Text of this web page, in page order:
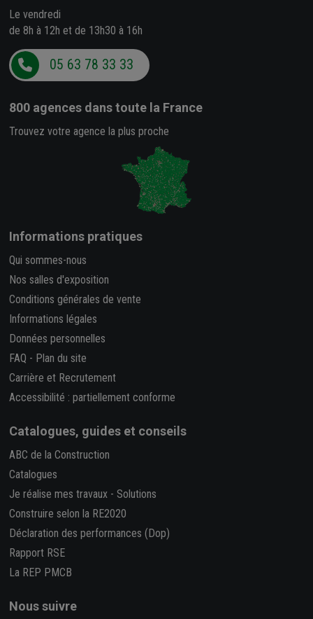
Le vendredi
de 8h à 12h et de 13h30 à 16h
05 63 78 33 33
800 agences dans toute la France
Trouvez votre agence la plus proche
Informations pratiques
Qui sommes-nous
Nos salles d'exposition
Conditions générales de vente
Informations légales
Données personnelles
FAQ - Plan du site
Carrière et Recrutement
Accessibilité : partiellement conforme
Catalogues, guides et conseils
ABC de la Construction
Catalogues
Je réalise mes travaux - Solutions
Construire selon la RE2020
Déclaration des performances (Dop)
Rapport RSE
La REP PMCB
Nous suivre